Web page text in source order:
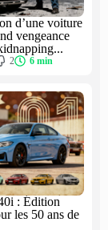
d’une voiture
vengeance
2 6 min
: Édition
les 50 ans de